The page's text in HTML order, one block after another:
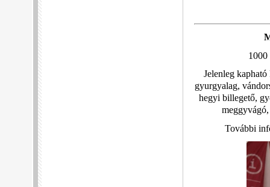
1000
Jelenleg
gyurgyalag,
hegyi billegető,
További